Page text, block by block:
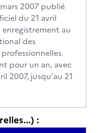
2007 publié
du 21 avril
au
des
pour un an, avec
2007, jusqu'au 21
: